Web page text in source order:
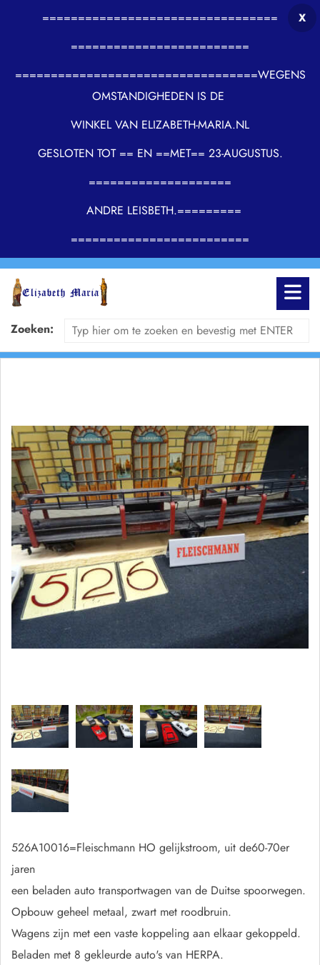
=================================
=========================
==================================WEGENS
OMSTANDIGHEDEN IS DE
WINKEL VAN ELIZABETH-MARIA.NL
GESLOTEN TOT == EN ==MET== 23-AUGUSTUS.
====================
ANDRE LEISBETH.=========
=========================
X
Zoeken:
526A10016=Fleischmann HO gelijkstroom, uit de60-70er
jaren
een beladen auto transportwagen van de Duitse spoorwegen.
Opbouw geheel metaal, zwart met roodbruin.
Wagens zijn met een vaste koppeling aan elkaar gekoppeld.
Beladen met 8 gekleurde auto's van HERPA.